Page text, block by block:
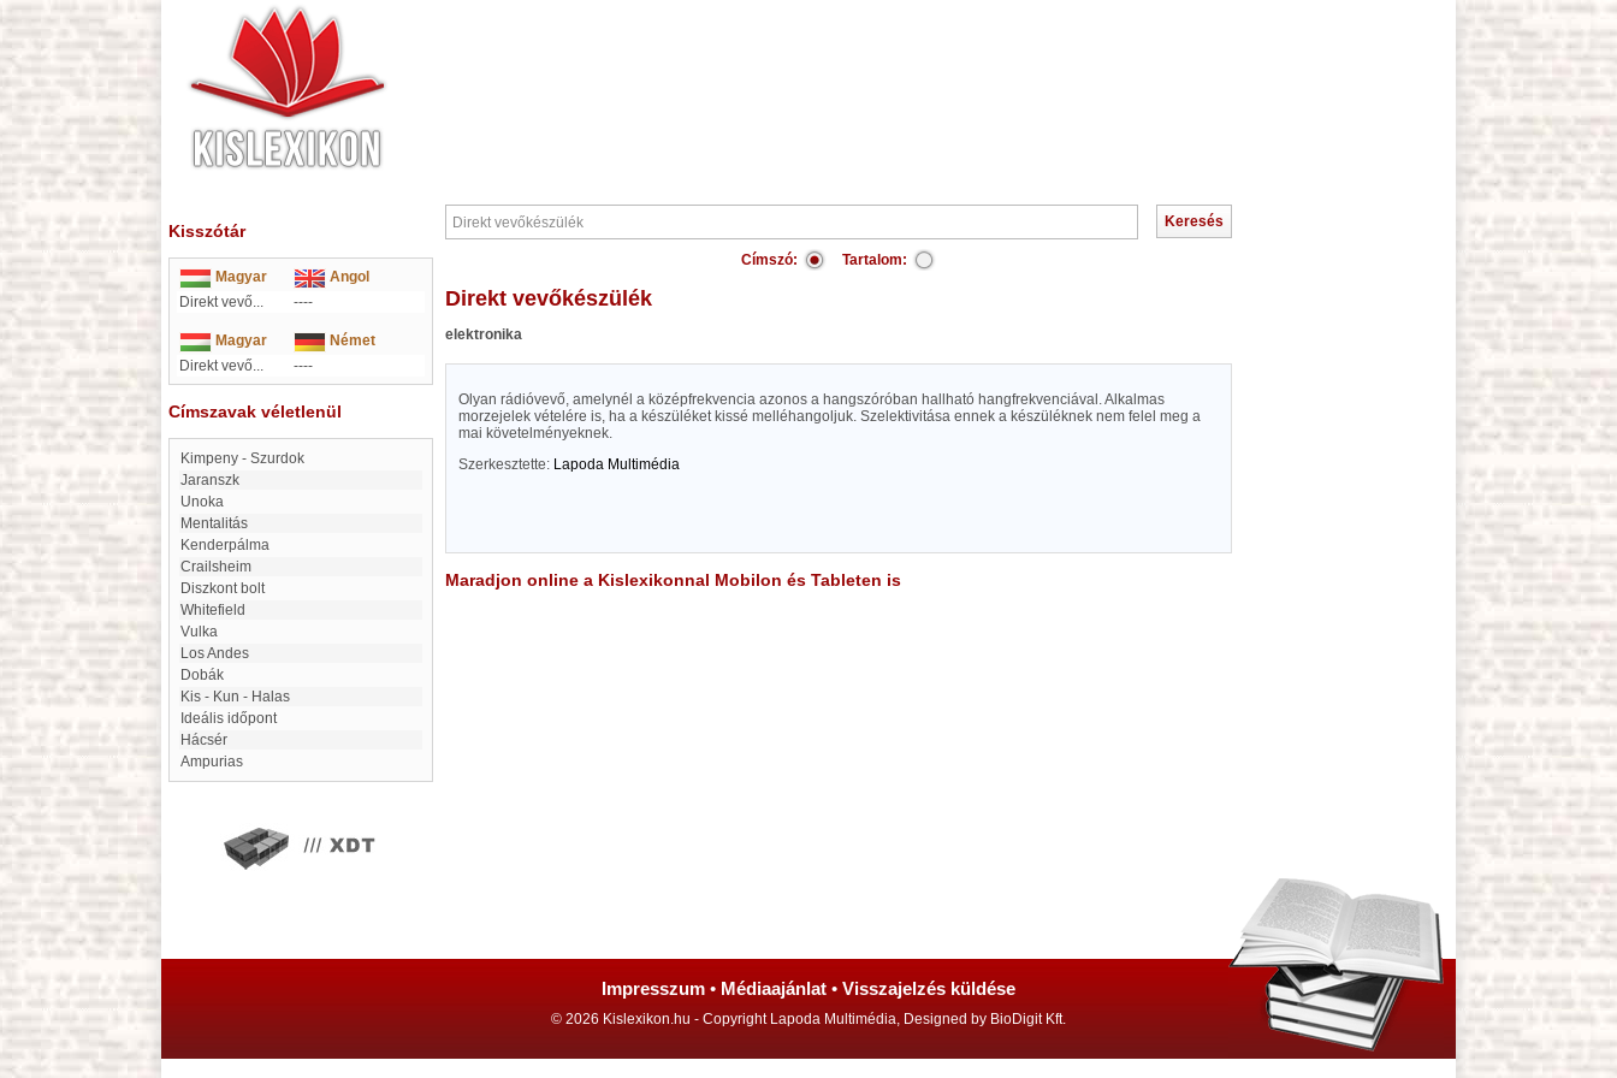
Kisszótár
Magyar
Angol
Direkt vevő...
----
Magyar
Német
Direkt vevő...
----
Címszavak véletlenül
Kimpeny - Szurdok
Jaranszk
Unoka
mentalitás
Kenderpálma
Crailsheim
Diszkont bolt
Whitefield
Vulka
Los Andes
Dobák
Kis - Kun - Halas
ideális időpont
Hácsér
Ampurias
Címszó: Tartalom:
Direkt vevőkészülék
elektronika
Olyan rádióvevő, amelynél a középfrekvencia azonos a hangszóróban hallható hangfrekvenciával. Alkalmas
morzejelek vételére is, ha a készüléket kissé melléhangoljuk. Szelektivitása ennek a készüléknek nem felel meg a
mai követelményeknek.
Szerkesztette: Lapoda Multimédia
Maradjon online a Kislexikonnal Mobilon és Tableten is
Impresszum • Médiaajánlat • Visszajelzés küldése
© 2026 Kislexikon.hu - Copyright Lapoda Multimédia, Designed by BioDigit Kft.